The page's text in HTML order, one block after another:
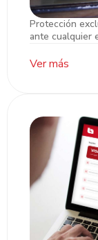
Asistencia
Protección
ante cualquier
Ver más